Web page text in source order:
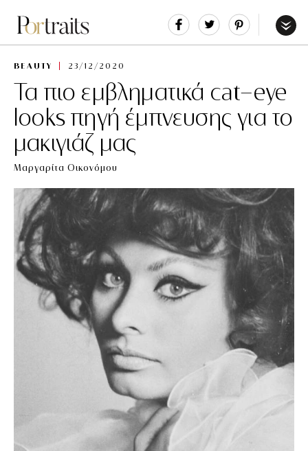
Share Tweet
BEAUTY 23/12/2020
Τα πιο εμβληματικά cat-eye
looks πηγή έμπνευσης για το
μακιγιάζ μας
Μαργαρίτα Οικονόμου